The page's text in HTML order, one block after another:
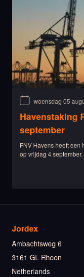
woensdag 05
Havenstaking
september
FNV Havens heeft
op vrijdag 4 september.
Jordex
Ambachtsweg 6
3161 GL Rhoon
Netherlands